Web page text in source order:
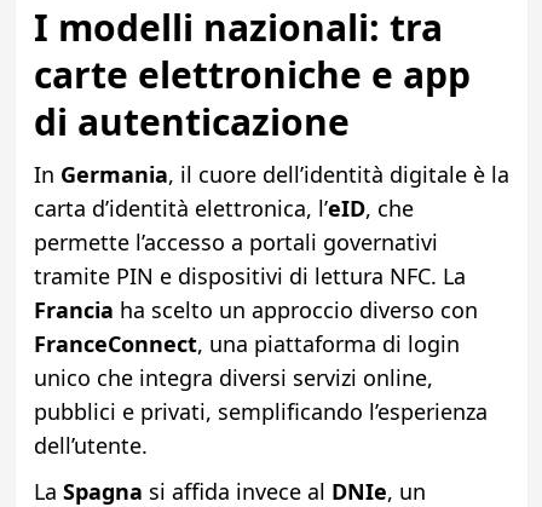
I modelli nazionali: tra
carte elettroniche e app
di autenticazione
In Germania, il cuore dell’identità digitale è la
carta d’identità elettronica, l’eID, che
permette l’accesso a portali governativi
tramite PIN e dispositivi di lettura NFC. La
Francia ha scelto un approccio diverso con
FranceConnect, una piattaforma di login
unico che integra diversi servizi online,
pubblici e privati, semplificando l’esperienza
dell’utente.
La Spagna si affida invece al DNIe, un